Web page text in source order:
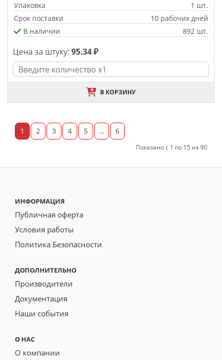
Упаковка
1 шт.
Срок поставки
10 рабочих дней
В наличии
892 шт.
Цена за штуку: 95.34 ₽
В КОРЗИНУ
1 2 3 4 5 ... 6
Показано с 1 по 15 из 90
ИНФОРМАЦИЯ
Публичная оферта
Условия работы
Политика Безопасности
ДОПОЛНИТЕЛЬНО
Производители
Документация
Наши события
О НАС
О компании